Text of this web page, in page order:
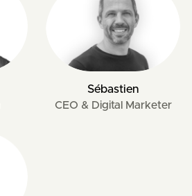
Sébastien
CEO & Digital Marketer